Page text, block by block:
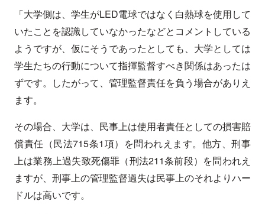
「大学側は、学生がLED電球ではなく白熱球を使用して
いたことを認識していなかったなどとコメントしている
ようですが、仮にそうであったとしても、大学としては
学生たちの行動について指揮監督すべき関係はあったは
ずです。したがって、管理監督責任を負う場合がありえ
ます。
その場合、大学は、民事上は使用者責任としての損害賠
償責任（民法715条1項）を問われえます。他方、刑事
上は業務上過失致死傷罪（刑法211条前段）を問われえ
ますが、刑事上の管理監督過失は民事上のそれよりハー
ドルは高いです。